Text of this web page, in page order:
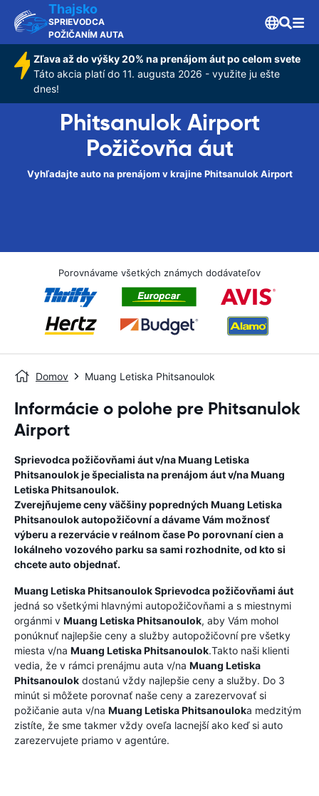
Thajsko
SPRIEVODCA
POŽIČANÍM AUTA
Zľava až do výšky 20% na prenájom áut po celom svete
Táto akcia platí do 11. augusta 2026 - využite ju ešte
dnes!
Phitsanulok Airport
Požičovňa áut
Vyhľadajte auto na prenájom v krajine Phitsanulok Airport
Porovnávame všetkých známych dodávateľov
Domov Muang Letiska Phitsanoulok
Informácie o polohe pre Phitsanulok
Airport
Sprievodca požičovňami áut v/naMuang Letiska
Phitsanoulokje špecialista na prenájom áut v/naMuang
Letiska Phitsanoulok.
Zverejňujeme ceny väčšiny popredných Muang Letiska
Phitsanoulokautopožičovní a dávame Vám možnosť
výberu a rezervácie v reálnom čase Po porovnaní cien a
lokálneho vozového parku sa sami rozhodnite, od kto si
chcete auto objednať.
Muang Letiska PhitsanoulokSprievodca požičovňami áut
jedná so všetkými hlavnými autopožičovňami a s miestnymi
orgánmi v Muang Letiska Phitsanoulok, aby Vám mohol
ponúknuť najlepšie ceny a služby autopožičovní pre všetky
miesta v/na Muang Letiska Phitsanoulok.Takto naši klienti
vedia, že v rámci prenájmu auta v/na Muang Letiska
Phitsanoulok dostanú vždy najlepšie ceny a služby. Do 3
minút si môžete porovnať naše ceny a zarezervovať si
požičanie auta v/na Muang Letiska Phitsanouloka medzitým
zistíte, že sme takmer vždy oveľa lacnejší ako keď si auto
zarezervujete priamo v agentúre.